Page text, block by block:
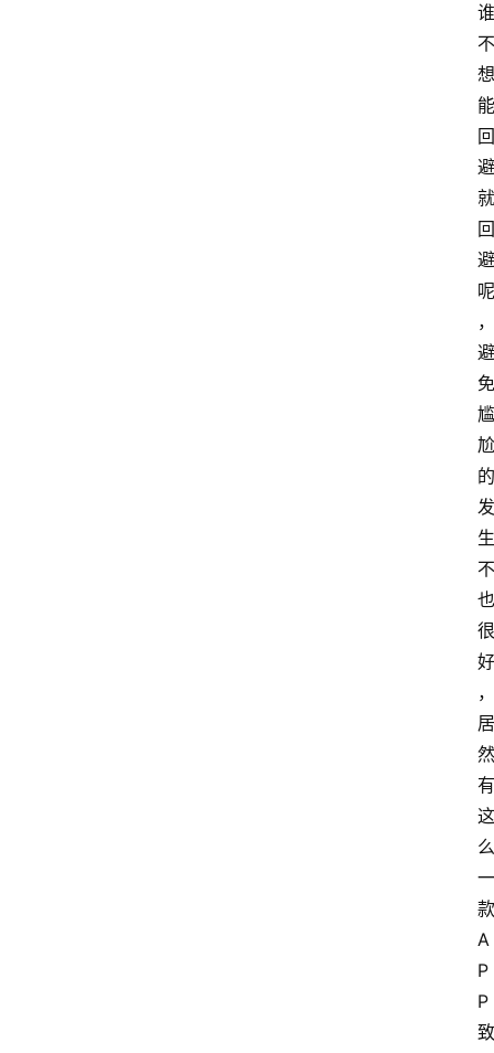
谁
不
想
能
回
避
就
回
避
呢
，
避
免
尴
尬
的
发
生
不
也
很
好
，
居
然
有
这
么
一
款
A
P
P
致